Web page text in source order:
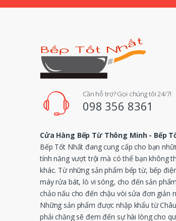
Cần hỗ trợ? Gọi chúng tôi 24/7!
098 356 8361
Cửa Hàng Bếp Từ Thông Minh - Bếp
Bếp Tốt Nhất đang cung cấp cho bạn
tính năng vượt trội mà có thể bạn không
khác. Từ những sản phẩm bếp từ, bếp
máy rửa bát, lò vi sóng, cho đến sản
chảo nấu cho đến chậu vòi sửa đơn giản
Những sản phẩm được nhập khẩu từ
phải chăng sẽ đem đến sự hài lòng cho